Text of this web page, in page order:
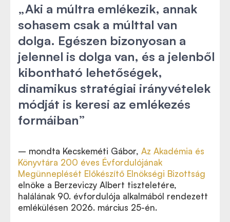
„Aki a múltra emlékezik, annak
sohasem csak a múlttal van
dolga. Egészen bizonyosan a
jelennel is dolga van, és a jelenből
kibontható lehetőségek,
dinamikus stratégiai irányvételek
módját is keresi az emlékezés
formáiban”
– mondta Kecskeméti Gábor, Az Akadémia és
Könyvtára 200 éves Évfordulójának
Megünneplését Előkészítő Elnökségi Bizottság
elnöke a Berzeviczy Albert tiszteletére,
halálának 90. évfordulója alkalmából rendezett
emlékülésen 2026. március 25-én.